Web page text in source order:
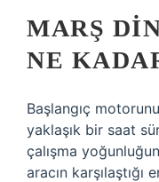
MARŞ
NE
Başlangıç
yaklaşık bir saat
çalışma
aracın